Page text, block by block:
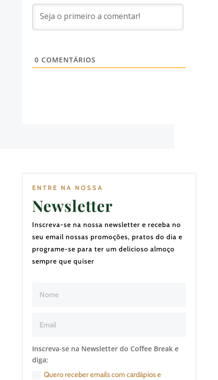
0 COMENTÁRIOS
ENTRE NA NOSSA
Newsletter
Inscreva-se na nossa newsletter e receba no
seu email nossas promoções, pratos do dia e
programe-se para ter um delicioso almoço
sempre que quiser
Inscreva-se na Newsletter do Coffee Break e
diga:
Quero receber emails com cardápios e